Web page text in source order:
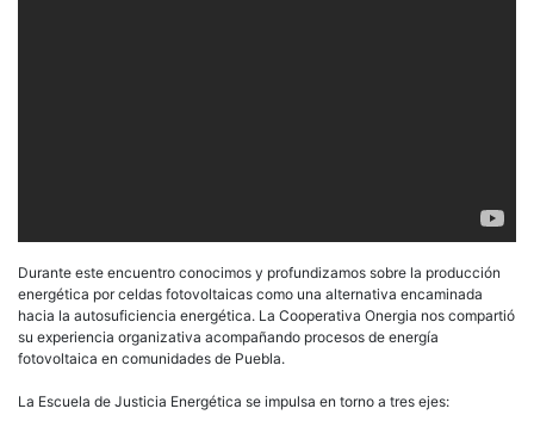
Durante este encuentro conocimos y profundizamos sobre la producción
energética por celdas fotovoltaicas como una alternativa encaminada
hacia la autosuficiencia energética. La Cooperativa Onergia nos compartió
su experiencia organizativa acompañando procesos de energía
fotovoltaica en comunidades de Puebla.
La Escuela de Justicia Energética se impulsa en torno a tres ejes: